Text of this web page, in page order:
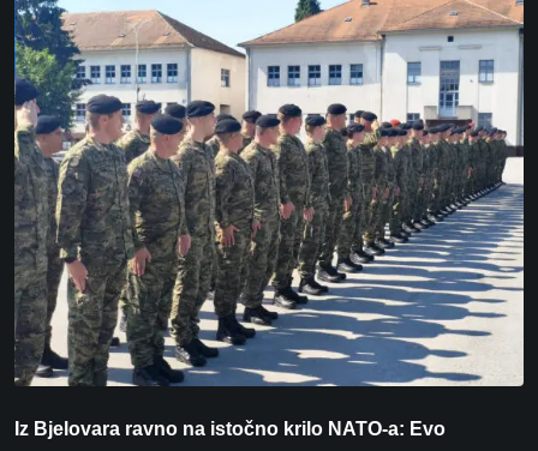
Iz Bjelovara ravno na istočno krilo NATO-a: Evo